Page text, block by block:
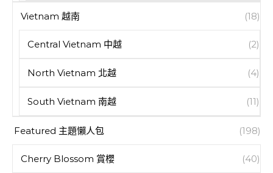
Vietnam 越南 (18)
Central Vietnam 中越 (2)
North Vietnam 北越 (4)
South Vietnam 南越 (11)
Featured 主題懶人包 (198)
Cherry Blossom 賞櫻 (40)